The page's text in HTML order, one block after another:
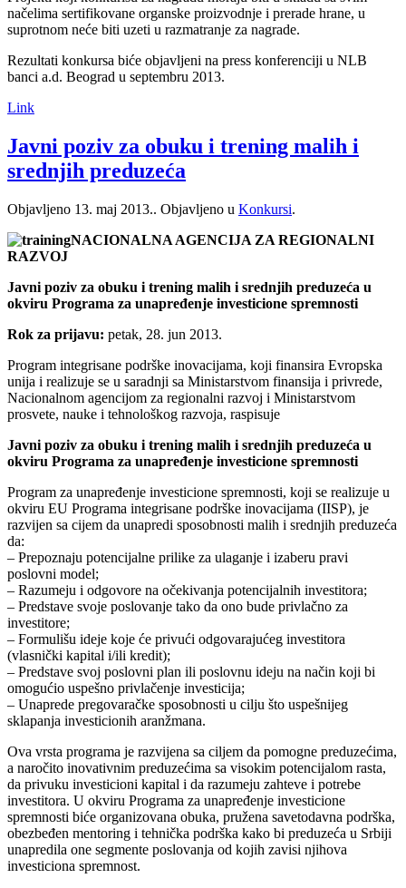
načelima sertifikovane organske proizvodnje i prerade hrane, u
suprotnom neće biti uzeti u razmatranje za nagrade.
Rezultati konkursa biće objavljeni na press konferenciji u NLB
banci a.d. Beograd u septembru 2013.
Link
Javni poziv za obuku i trening malih i
srednjih preduzeća
Objavljeno 13. maj 2013.. Objavljeno u Konkursi.
NACIONALNA AGENCIJA ZA REGIONALNI
RAZVOJ
Javni poziv za obuku i trening malih i srednjih preduzeća u
okviru Programa za unapređenje investicione spremnosti
Rok za prijavu: petak, 28. jun 2013.
Program integrisane podrške inovacijama, koji finansira Evropska
unija i realizuje se u saradnji sa Ministarstvom finansija i privrede,
Nacionalnom agencijom za regionalni razvoj i Ministarstvom
prosvete, nauke i tehnološkog razvoja, raspisuje
Javni poziv za obuku i trening malih i srednjih preduzeća u
okviru Programa za unapređenje investicione spremnosti
Program za unapređenje investicione spremnosti, koji se realizuje u
okviru EU Programa integrisane podrške inovacijama (IISP), je
razvijen sa cijem da unapredi sposobnosti malih i srednjih preduzeća
da:
– Prepoznaju potencijalne prilike za ulaganje i izaberu pravi
poslovni model;
– Razumeju i odgovore na očekivanja potencijalnih investitora;
– Predstave svoje poslovanje tako da ono bude privlačno za
investitore;
– Formulišu ideje koje će privući odgovarajućeg investitora
(vlasnički kapital i/ili kredit);
– Predstave svoj poslovni plan ili poslovnu ideju na način koji bi
omogućio uspešno privlačenje investicija;
– Unaprede pregovaračke sposobnosti u cilju što uspešnijeg
sklapanja investicionih aranžmana.
Ova vrsta programa je razvijena sa ciljem da pomogne preduzećima,
a naročito inovativnim preduzećima sa visokim potencijalom rasta,
da privuku investicioni kapital i da razumeju zahteve i potrebe
investitora. U okviru Programa za unapređenje investicione
spremnosti biće organizovana obuka, pružena savetodavna podrška,
obezbeđen mentoring i tehnička podrška kako bi preduzeća u Srbiji
unapredila one segmente poslovanja od kojih zavisi njihova
investiciona spremnost.